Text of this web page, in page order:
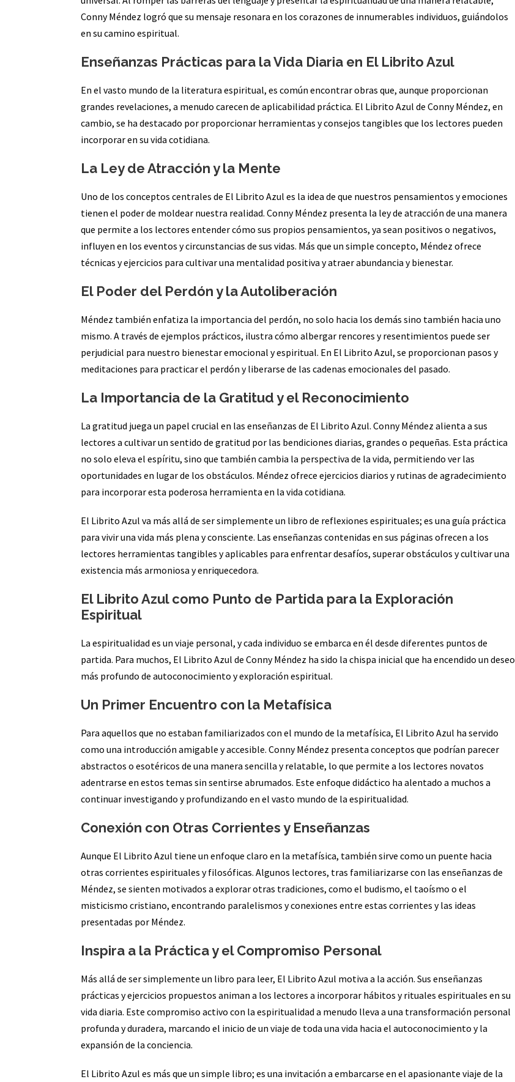
Conny Méndez logró que su mensaje resonara en los corazones de innumerables individuos, guiándolos
en su camino espiritual.
Enseñanzas Prácticas para la Vida Diaria en El Librito Azul
En el vasto mundo de la literatura espiritual, es común encontrar obras que, aunque proporcionan
grandes revelaciones, a menudo carecen de aplicabilidad práctica. El Librito Azul de Conny Méndez, en
cambio, se ha destacado por proporcionar herramientas y consejos tangibles que los lectores pueden
incorporar en su vida cotidiana.
La Ley de Atracción y la Mente
Uno de los conceptos centrales de El Librito Azul es la idea de que nuestros pensamientos y emociones
tienen el poder de moldear nuestra realidad. Conny Méndez presenta la ley de atracción de una manera
que permite a los lectores entender cómo sus propios pensamientos, ya sean positivos o negativos,
influyen en los eventos y circunstancias de sus vidas. Más que un simple concepto, Méndez ofrece
técnicas y ejercicios para cultivar una mentalidad positiva y atraer abundancia y bienestar.
El Poder del Perdón y la Autoliberación
Méndez también enfatiza la importancia del perdón, no solo hacia los demás sino también hacia uno
mismo. A través de ejemplos prácticos, ilustra cómo albergar rencores y resentimientos puede ser
perjudicial para nuestro bienestar emocional y espiritual. En El Librito Azul, se proporcionan pasos y
meditaciones para practicar el perdón y liberarse de las cadenas emocionales del pasado.
La Importancia de la Gratitud y el Reconocimiento
La gratitud juega un papel crucial en las enseñanzas de El Librito Azul. Conny Méndez alienta a sus
lectores a cultivar un sentido de gratitud por las bendiciones diarias, grandes o pequeñas. Esta práctica
no solo eleva el espíritu, sino que también cambia la perspectiva de la vida, permitiendo ver las
oportunidades en lugar de los obstáculos. Méndez ofrece ejercicios diarios y rutinas de agradecimiento
para incorporar esta poderosa herramienta en la vida cotidiana.
El Librito Azul va más allá de ser simplemente un libro de reflexiones espirituales; es una guía práctica
para vivir una vida más plena y consciente. Las enseñanzas contenidas en sus páginas ofrecen a los
lectores herramientas tangibles y aplicables para enfrentar desafíos, superar obstáculos y cultivar una
existencia más armoniosa y enriquecedora.
El Librito Azul como Punto de Partida para la Exploración
Espiritual
La espiritualidad es un viaje personal, y cada individuo se embarca en él desde diferentes puntos de
partida. Para muchos, El Librito Azul de Conny Méndez ha sido la chispa inicial que ha encendido un deseo
más profundo de autoconocimiento y exploración espiritual.
Un Primer Encuentro con la Metafísica
Para aquellos que no estaban familiarizados con el mundo de la metafísica, El Librito Azul ha servido
como una introducción amigable y accesible. Conny Méndez presenta conceptos que podrían parecer
abstractos o esotéricos de una manera sencilla y relatable, lo que permite a los lectores novatos
adentrarse en estos temas sin sentirse abrumados. Este enfoque didáctico ha alentado a muchos a
continuar investigando y profundizando en el vasto mundo de la espiritualidad.
Conexión con Otras Corrientes y Enseñanzas
Aunque El Librito Azul tiene un enfoque claro en la metafísica, también sirve como un puente hacia
otras corrientes espirituales y filosóficas. Algunos lectores, tras familiarizarse con las enseñanzas de
Méndez, se sienten motivados a explorar otras tradiciones, como el budismo, el taoísmo o el
misticismo cristiano, encontrando paralelismos y conexiones entre estas corrientes y las ideas
presentadas por Méndez.
Inspira a la Práctica y el Compromiso Personal
Más allá de ser simplemente un libro para leer, El Librito Azul motiva a la acción. Sus enseñanzas
prácticas y ejercicios propuestos animan a los lectores a incorporar hábitos y rituales espirituales en su
vida diaria. Este compromiso activo con la espiritualidad a menudo lleva a una transformación personal
profunda y duradera, marcando el inicio de un viaje de toda una vida hacia el autoconocimiento y la
expansión de la conciencia.
El Librito Azul es más que un simple libro; es una invitación a embarcarse en el apasionante viaje de la